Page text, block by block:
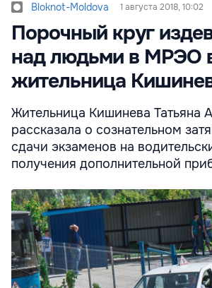
Bloknot-Moldova 1 августа 2018, 10:02
Порочный круг
над людьми в МРЭО
жительница
Жительница Кишинева Татьяна
рассказала о сознательном
сдачи экзаменов на
получения дополнительной